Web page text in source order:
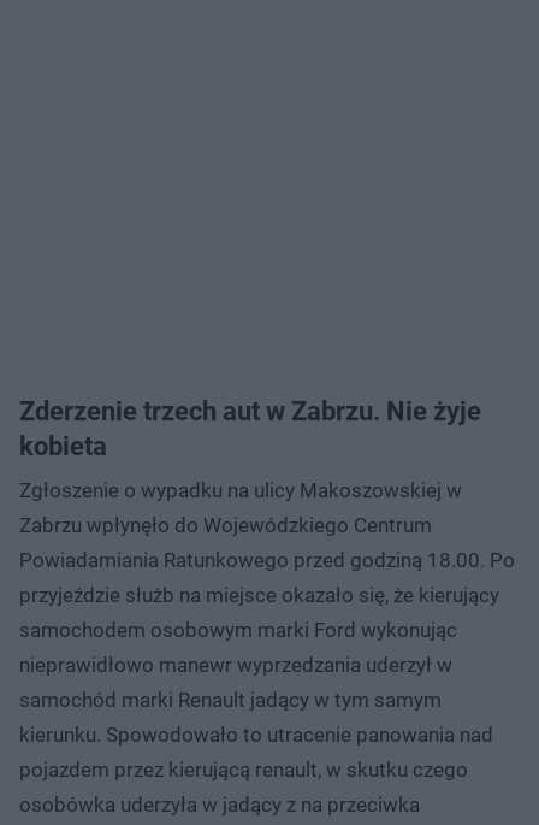
Zderzenie trzech aut w Zabrzu. Nie żyje
kobieta
Zgłoszenie o wypadku na ulicy Makoszowskiej w
Zabrzu wpłynęło do Wojewódzkiego Centrum
Powiadamiania Ratunkowego przed godziną 18.00. Po
przyjeździe służb na miejsce okazało się, że kierujący
samochodem osobowym marki Ford wykonując
nieprawidłowo manewr wyprzedzania uderzył w
samochód marki Renault jadący w tym samym
kierunku. Spowodowało to utracenie panowania nad
pojazdem przez kierującą renault, w skutku czego
osobówka uderzyła w jadący z na przeciwka